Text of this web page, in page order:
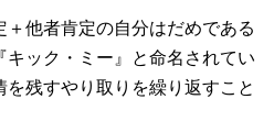
他者肯定の自分はだめである
キック・ミー』と命名されてい
残すやり取りを繰り返すこと